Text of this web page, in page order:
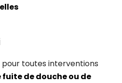
pour toutes interventions
fuite de douche ou de